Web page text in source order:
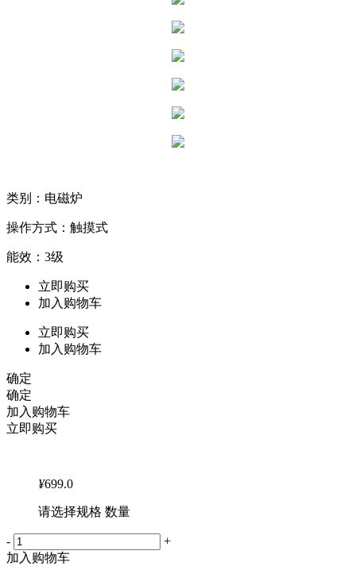
类别：电磁炉
操作方式：触摸式
能效：3级
立即购买
加入购物车
立即购买
加入购物车
确定
确定
加入购物车
立即购买
¥699.0
请选择规格 数量
-
+
加入购物车